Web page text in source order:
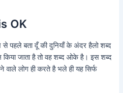
OK
पहले बता दूँ की दुनियाँ के अंदर हैलो शब्द
जाता है तो वह शब्द ओके है। इस शब्द
वाले लोग ही करते है भले ही यह सिर्फ